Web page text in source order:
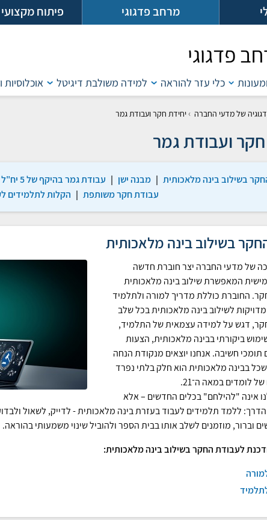
מרחב פדגוגי פיתוח
פדגוגי
כלי עזר להוראה למידה משולבת דיגיטל אוכלוסיות
של מדעי החברה ›יחידת חקר ועבודת גמר
ועבודת גמר
בשילוב בינה מלאכותית | מבנה ישן | עבודת גמר בהיקף של 5 יח"ל
עבודת חקר משותפת | הקלות לתלמידים
בשילוב בינה מלאכותית
של מדעי החברה יצר חוברת חדשה
המאפשרת שילוב בינה מלאכותית
החוברת כוללת מדריך למורה ולתלמיד
לשילוב בינה מלאכותית בכל שלב
דגש על למידה עצמאית של התלמיד,
ביקורתי בבינה מלאכותית, הצעות
תומכי חשיבה. אנחנו יוצאים מנקודת הנחה
בבינה מלאכותית הוא חלק בלתי נפרד
לומדים במאה ה־21.
אינה "להילחם" בכלים החדשים – אלא
ללמד תלמידים לעבוד בעזרת בינה מלאכותית - לדייק, לשאול
וברור, מוזמנים לשלב אותו בבית הספר ולהוביל שינוי משמעותי בהוראה.
לעבודת החקר בשילוב בינה מלאכותית: